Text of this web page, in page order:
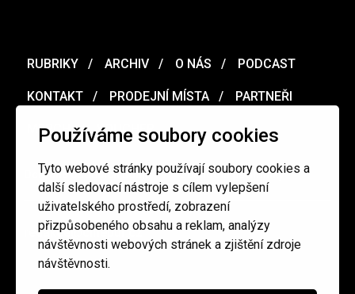
Používáme soubory cookies
Tyto webové stránky používají soubory cookies a
další sledovací nástroje s cílem vylepšení
uživatelského prostředí, zobrazení
přizpůsobeného obsahu a reklam, analýzy
návštěvnosti webových stránek a zjištění zdroje
návštěvnosti.
RUBRIKY ARCHIV O NÁS PODCAST
KONTAKT PRODEJNÍ MÍSTA PARTNEŘI
MERCH VOUCHER
Ochrana osobních údajů / Obchodní podmínky
redakce@cinepur.cz